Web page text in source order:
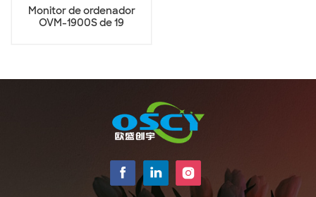
Monitor de ordenador
OVM-1900S de 19